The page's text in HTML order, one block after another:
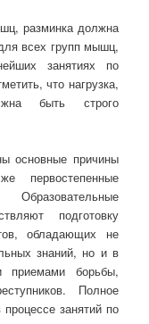
разминка должна
всех групп мышц,
занятиях по
что нагрузка,
быть строго
основные причины
первостепенные
подготовку
обладающих не
знаний, но и в
приемами борьбы,
Полное
занятий по